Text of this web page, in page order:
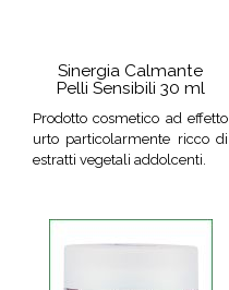
Sinergia Calmante
Pelli Sensibili 30 ml
Prodotto cosmetico ad effetto
urto particolarmente ricco di
estratti vegetali addolcenti.